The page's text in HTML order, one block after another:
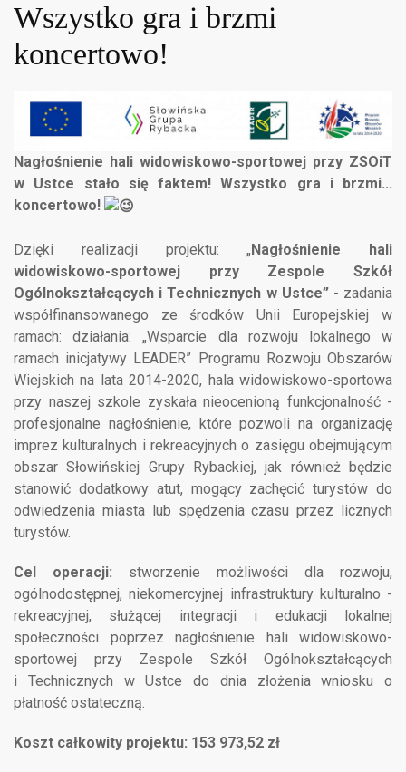
Wszystko gra i brzmi
koncertowo!
Nagłośnienie hali widowiskowo-sportowej przy ZSOiT
w Ustce stało się faktem! Wszystko gra i brzmi...
koncertowo!
Dzięki realizacji projektu: „Nagłośnienie hali
widowiskowo-sportowej przy Zespole Szkół
Ogólnokształcących i Technicznych w Ustce”- zadania
współfinansowanego ze środków Unii Europejskiej w
ramach: działania: „Wsparcie dla rozwoju lokalnego w
ramach inicjatywy LEADER” Programu Rozwoju Obszarów
Wiejskich na lata 2014-2020, hala widowiskowo-sportowa
przy naszej szkole zyskała nieocenioną funkcjonalność -
profesjonalne nagłośnienie, które pozwoli na organizację
imprez kulturalnych i rekreacyjnych o zasięgu obejmującym
obszar Słowińskiej Grupy Rybackiej, jak również będzie
stanowić dodatkowy atut, mogący zachęcić turystów do
odwiedzenia miasta lub spędzenia czasu przez licznych
turystów.
Cel operacji: stworzenie możliwości dla rozwoju,
ogólnodostępnej, niekomercyjnej infrastruktury kulturalno -
rekreacyjnej, służącej integracji i edukacji lokalnej
społeczności poprzez nagłośnienie hali widowiskowo-
sportowej przy Zespole Szkół Ogólnokształcących
i Technicznych w Ustce do dnia złożenia wniosku o
płatność ostateczną.
Koszt całkowity projektu: 153 973,52 zł